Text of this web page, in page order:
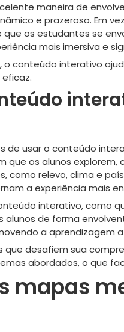
maneira de
e prazeroso. Em
os estudantes se
mais imersiva e
conteúdo interativo
de usar o conteúdo
que os alunos
como relevo, clima e
a experiência mais
interativo, como
de forma
a aprendizagem
desafiem sua
abordados, o que
mapas